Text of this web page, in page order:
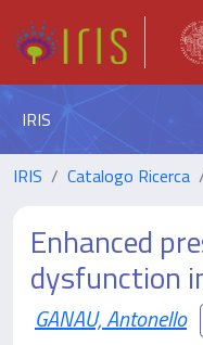
IRIS
IRIS Catalogo Ricerca
Enhanced
dysfunction
GANAU, Antonello